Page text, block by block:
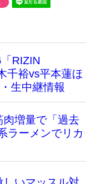
RIZIN
千裕vs平本蓮ほ
生中継情報
肉増量で「過去
ラーメンでリカ